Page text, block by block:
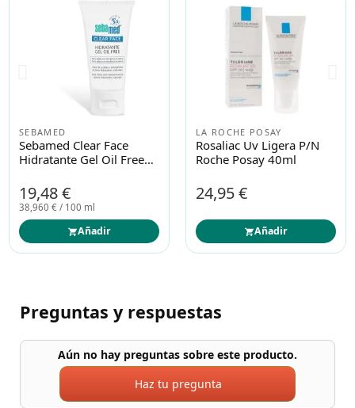
SEBAMED
Sebamed Clear Face
Hidratante Gel Oil Free
19,48 €
38,960 € / 100 ml
Añadir
LA ROCHE POSAY
Rosaliac Uv Ligera P/n
Roche Posay 40ml
24,95 €
Añadir
Preguntas y respuestas
Aún no hay preguntas sobre este producto.
Haz tu pregunta